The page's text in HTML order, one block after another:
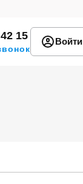
15 Войти